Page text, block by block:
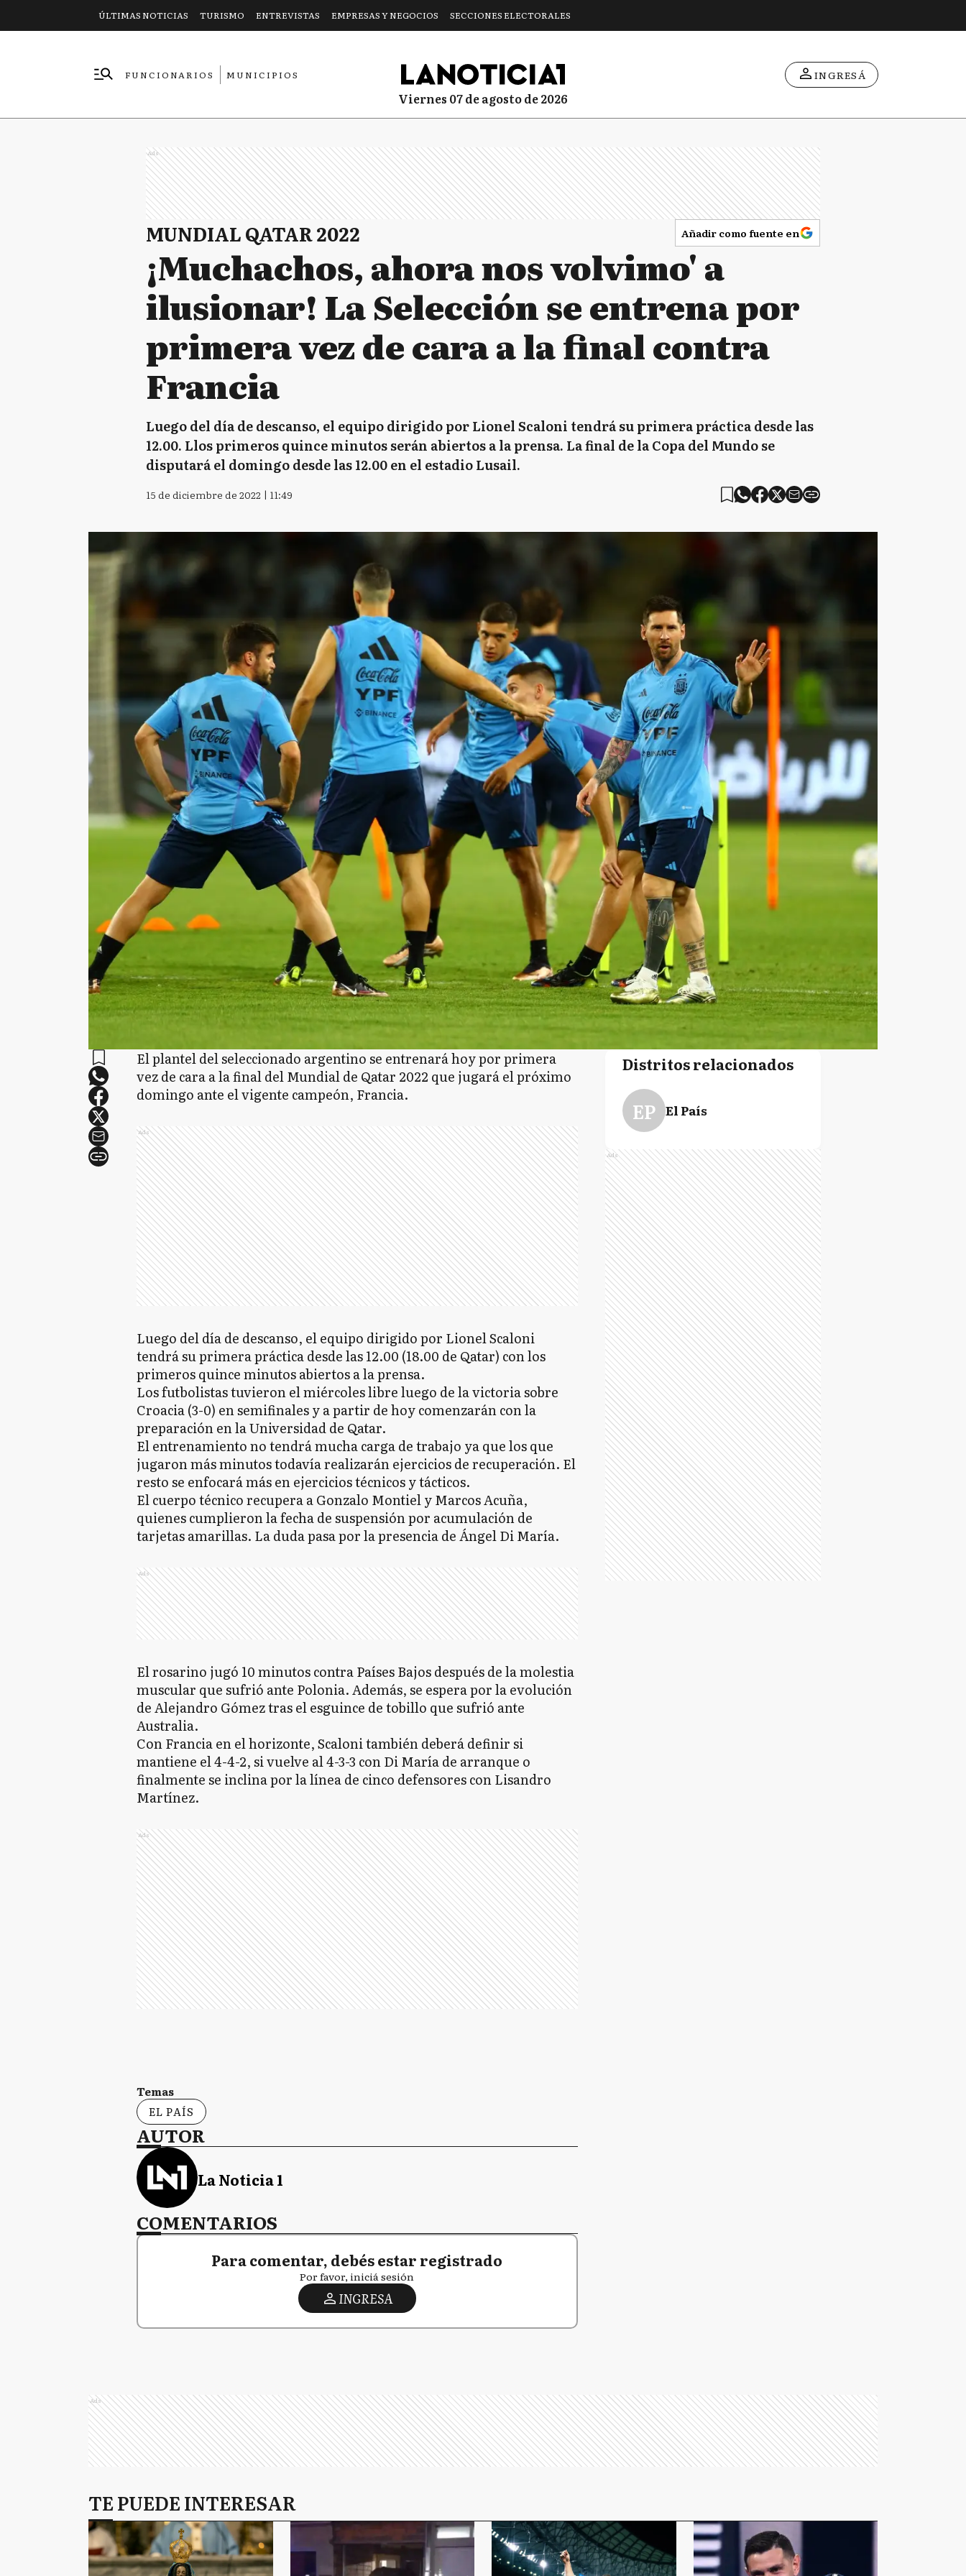
ÚLTIMAS NOTICIAS TURISMO ENTREVISTAS EMPRESAS Y NEGOCIOS SECCIONES ELECTORALES
FUNCIONARIOS
MUNICIPIOS
viernes 07 de agosto de 2026
INGRESÁ
Ads
MUNDIAL QATAR 2022 Añadir como fuente en
¡Muchachos, ahora nos volvimo' a
ilusionar! La Selección se entrena por
primera vez de cara a la final contra
Francia
Luego del día de descanso, el equipo dirigido por Lionel Scaloni tendrá su primera práctica desde las
12.00. Llos primeros quince minutos serán abiertos a la prensa. La final de la Copa del Mundo se
disputará el domingo desde las 12.00 en el estadio Lusail.
15 de diciembre de 2022 | 11:49
El plantel del seleccionado argentino se entrenará hoy por primera
vez de cara a la final del Mundial de Qatar 2022 que jugará el próximo
domingo ante el vigente campeón, Francia.
Ads
Luego del día de descanso, el equipo dirigido por Lionel Scaloni
tendrá su primera práctica desde las 12.00 (18.00 de Qatar) con los
primeros quince minutos abiertos a la prensa.
Los futbolistas tuvieron el miércoles libre luego de la victoria sobre
Croacia (3-0) en semifinales y a partir de hoy comenzarán con la
preparación en la Universidad de Qatar.
El entrenamiento no tendrá mucha carga de trabajo ya que los que
jugaron más minutos todavía realizarán ejercicios de recuperación. El
resto se enfocará más en ejercicios técnicos y tácticos.
El cuerpo técnico recupera a Gonzalo Montiel y Marcos Acuña,
quienes cumplieron la fecha de suspensión por acumulación de
tarjetas amarillas. La duda pasa por la presencia de Ángel Di María.
Ads
El rosarino jugó 10 minutos contra Países Bajos después de la molestia
muscular que sufrió ante Polonia. Además, se espera por la evolución
de Alejandro Gómez tras el esguince de tobillo que sufrió ante
Australia.
Con Francia en el horizonte, Scaloni también deberá definir si
mantiene el 4-4-2, si vuelve al 4-3-3 con Di María de arranque o
finalmente se inclina por la línea de cinco defensores con Lisandro
Martínez.
Ads
Temas
EL PAÍS
AUTOR
La Noticia 1
COMENTARIOS
Para comentar, debés estar registrado
Por favor, iniciá sesión
INGRESA
Distritos relacionados
EP El País
Ads
Ads
TE PUEDE INTERESAR